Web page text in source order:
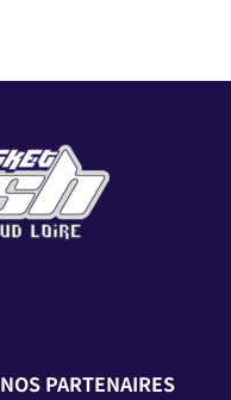
NOS PARTENAIRES